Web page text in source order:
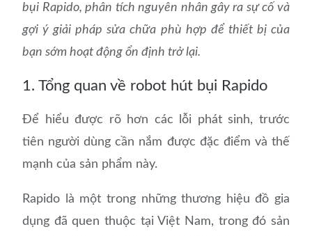
bụi Rapido, phân tích nguyên nhân gây ra sự cố và
gợi ý giải pháp sửa chữa phù hợp để thiết bị của
bạn sớm hoạt động ổn định trở lại.
1. Tổng quan về robot hút bụi Rapido
Để hiểu được rõ hơn các lỗi phát sinh, trước
tiên người dùng cần nắm được đặc điểm và thế
mạnh của sản phẩm này.
Rapido là một trong những thương hiệu đồ gia
dụng đã quen thuộc tại Việt Nam, trong đó sản